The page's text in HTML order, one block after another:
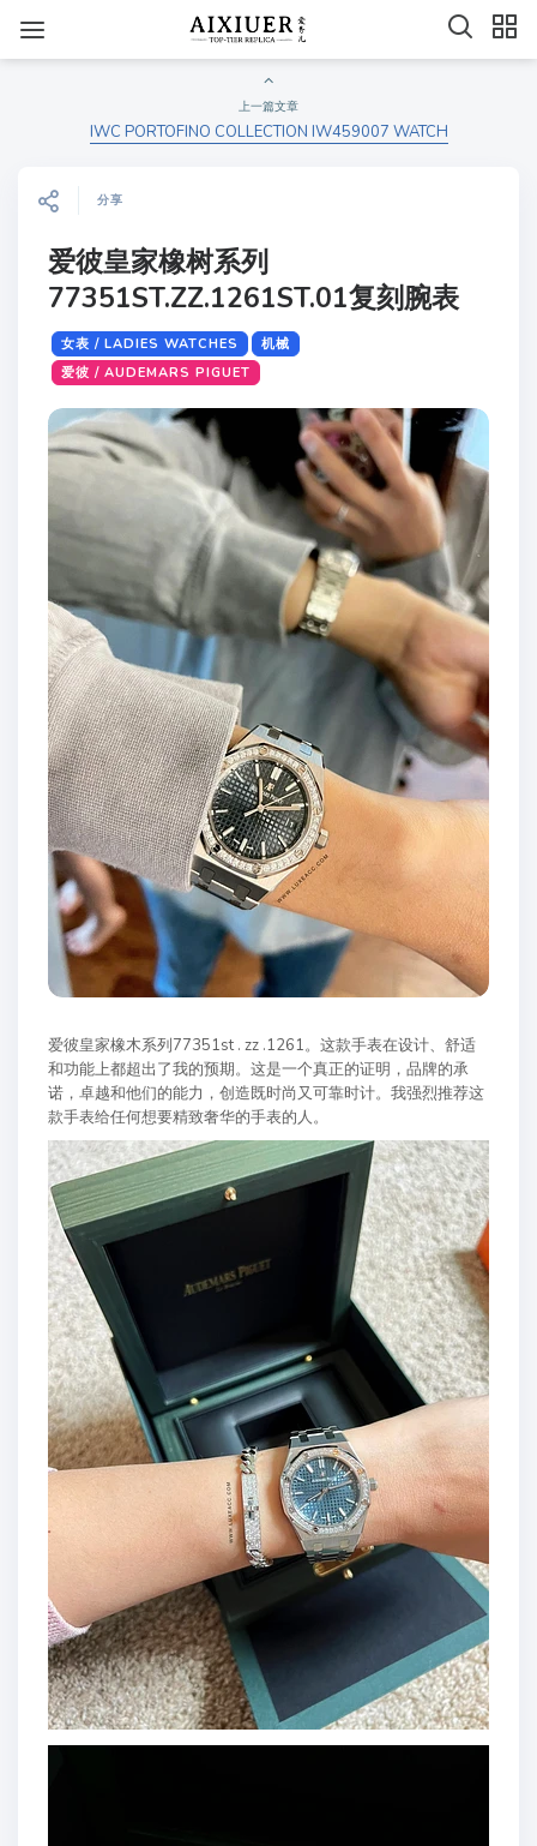
上一篇文章
IWC PORTOFINO COLLECTION IW459007 WATCH
分享
爱彼皇家橡树系列
77351ST.ZZ.1261ST.01复刻腕表
女表 / LADIES WATCHES
机械
爱彼 / AUDEMARS PIGUET
爱彼皇家橡木系列77351st . zz .1261。这款手表在设计、舒适
和功能上都超出了我的预期。这是一个真正的证明，品牌的承
诺，卓越和他们的能力，创造既时尚又可靠时计。我强烈推荐这
款手表给任何想要精致奢华的手表的人。